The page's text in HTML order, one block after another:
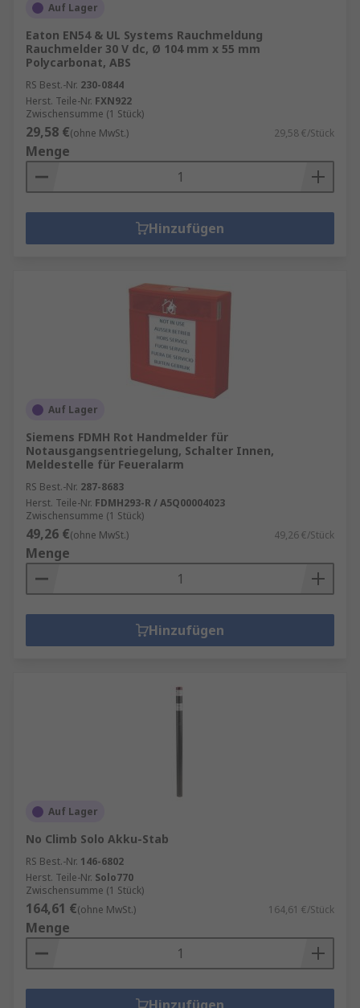
Auf Lager
Eaton EN54 & UL Systems Rauchmeldung
Rauchmelder 30 V dc, Ø 104 mm x 55 mm
Polycarbonat, ABS
RS Best.-Nr. 230-0844
Herst. Teile-Nr. FXN922
Zwischensumme (1 Stück)
29,58 €(ohne MwSt.) 29,58 €/Stück
Menge
Hinzufügen
Auf Lager
Siemens FDMH Rot Handmelder für
Notausgangsentriegelung, Schalter Innen,
Meldestelle für Feueralarm
RS Best.-Nr. 287-8683
Herst. Teile-Nr. FDMH293-R / A5Q00004023
Zwischensumme (1 Stück)
49,26 €(ohne MwSt.) 49,26 €/Stück
Menge
Hinzufügen
Auf Lager
No Climb Solo Akku-Stab
RS Best.-Nr. 146-6802
Herst. Teile-Nr. Solo770
Zwischensumme (1 Stück)
164,61 €(ohne MwSt.) 164,61 €/Stück
Menge